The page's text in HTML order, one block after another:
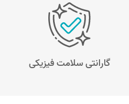
گارانتی سلامت فیزیکی